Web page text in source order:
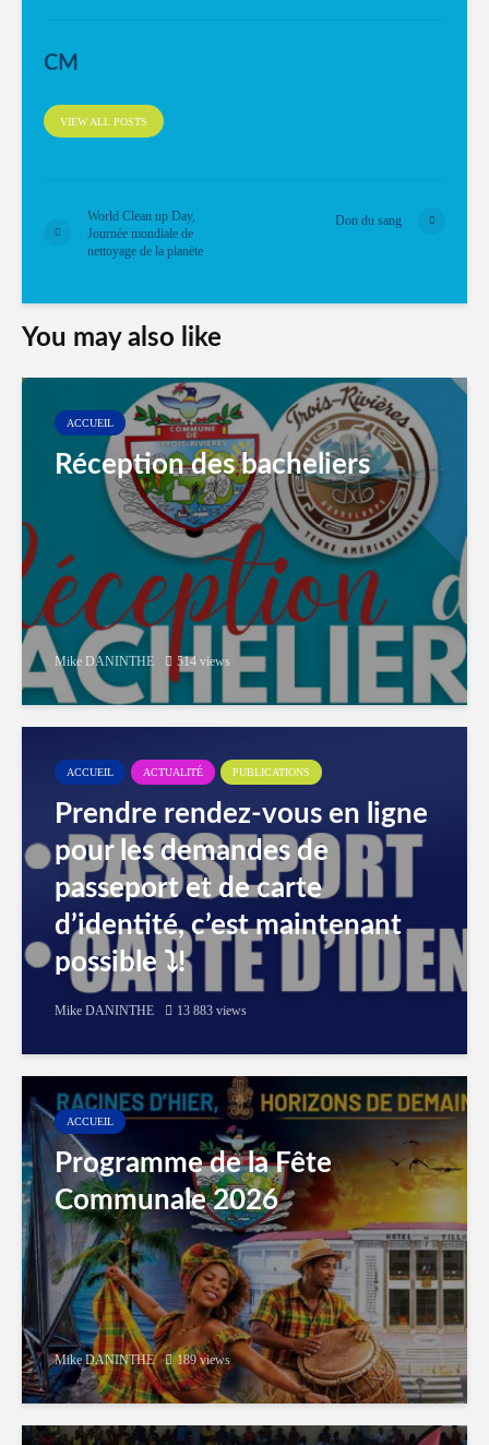
CM
VIEW ALL POSTS
World Clean up Day,
Journée mondiale de
nettoyage de la planète
Don du sang
You may also like
ACCUEIL
Réception des bacheliers
Mike DANINTHE 514 views
ACCUEIL ACTUALITÉ PUBLICATIONS
Prendre rendez-vous en ligne
pour les demandes de
passeport et de carte
d’identité, c’est maintenant
possible ⤵️!
Mike DANINTHE 13 883 views
ACCUEIL
Programme de la Fête
Communale 2026
Mike DANINTHE 189 views